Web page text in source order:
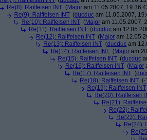
Re(8): Raiffeisen INT (Major am 11.05.2007,
Re(9): Raiffeisen INT (ducduc am 11.05.2007,
Re(10): Raiffeisen INT (Major am 11.05.2007,
Re(11): Raiffeisen INT (ducduc am
Re(12): Raiffeisen INT (Major am
Re(13): Raiffeisen INT (ducduc am
Re(14): Raiffeisen INT (Major am
Re(15): Raiffeisen INT (ducduc
Re(16): Raiffeisen INT (Major
Re(17): Raiffeisen INT (
Re(18): Raiffeisen INT (-
Re(19): Raiffeisen INT
Re(20): Raiffeisen
Re(21):
Re(22):
Re(23):
Re(24):